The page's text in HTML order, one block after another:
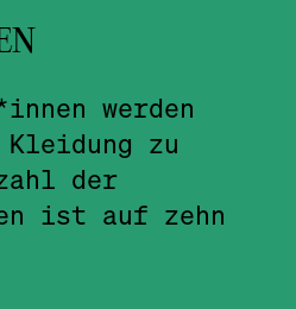
werden
zu
der
ist auf zehn